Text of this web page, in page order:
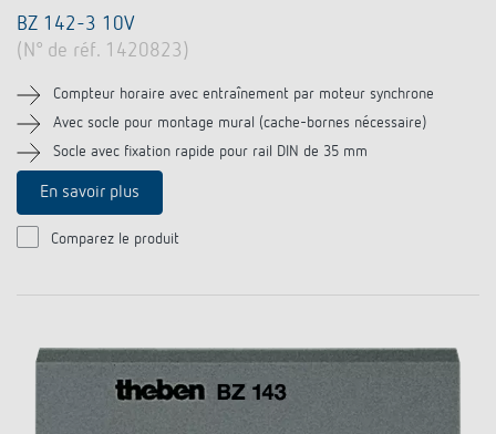
BZ 142-3 10V
(N° de réf. 1420823)
Compteur horaire avec entraînement par moteur synchrone
Avec socle pour montage mural (cache-bornes nécessaire)
Socle avec fixation rapide pour rail DIN de 35 mm
En savoir plus
Comparez le produit